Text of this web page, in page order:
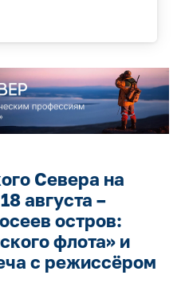
Севера на
августа –
остров:
флота» и
с режиссёром